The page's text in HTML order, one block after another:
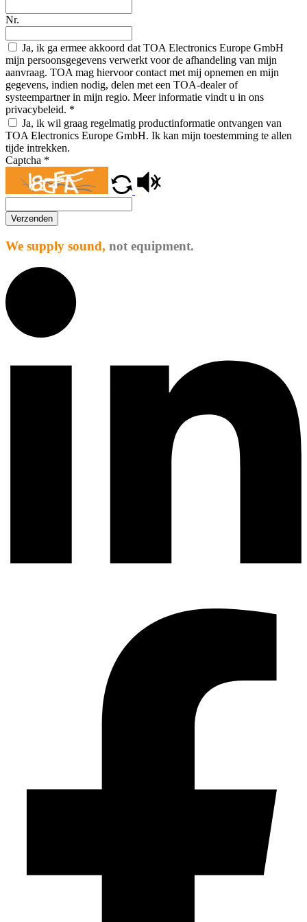
Nr.
Ja, ik ga ermee akkoord dat TOA Electronics Europe GmbH
mijn persoonsgegevens verwerkt voor de afhandeling van mijn
aanvraag. TOA mag hiervoor contact met mij opnemen en mijn
gegevens, indien nodig, delen met een TOA-dealer of
systeempartner in mijn regio. Meer informatie vindt u in ons
privacybeleid. *
Ja, ik wil graag regelmatig productinformatie ontvangen van
TOA Electronics Europe GmbH. Ik kan mijn toestemming te allen
tijde intrekken.
Captcha *
Verzenden
We supply sound, not equipment.